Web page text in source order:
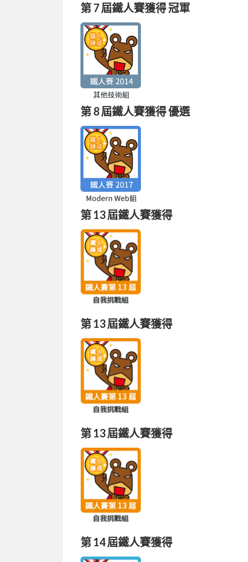
第 7 屆鐵人賽獲得 冠軍
第 8 屆鐵人賽獲得 優選
第 13 屆鐵人賽獲得
第 13 屆鐵人賽獲得
第 13 屆鐵人賽獲得
第 14 屆鐵人賽獲得